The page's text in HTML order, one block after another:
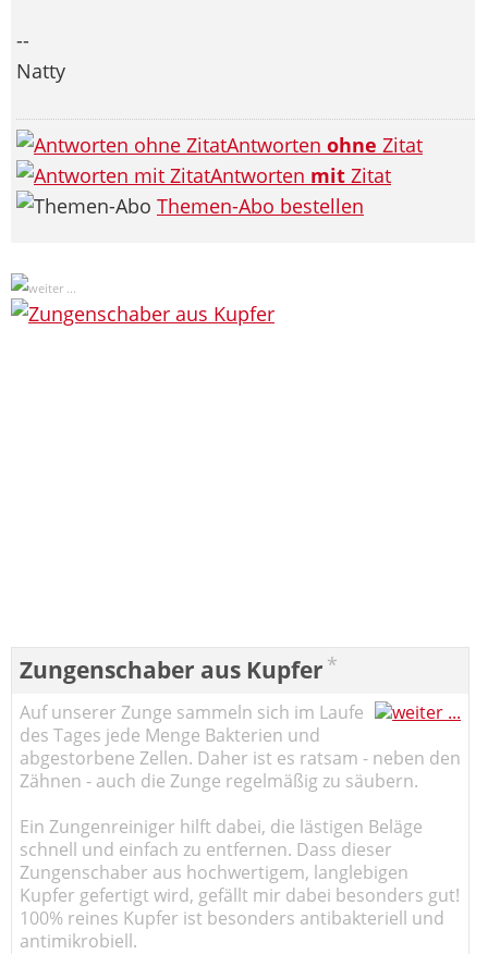
--
Natty
Antworten ohne Zitat
Antworten mit Zitat
Themen-Abo bestellen
Zungenschaber aus Kupfer *
Auf unserer Zunge sammeln sich im Laufe
des Tages jede Menge Bakterien und
abgestorbene Zellen. Daher ist es ratsam - neben den
Zähnen - auch die Zunge regelmäßig zu säubern.
Ein Zungenreiniger hilft dabei, die lästigen Beläge
schnell und einfach zu entfernen. Dass dieser
Zungenschaber aus hochwertigem, langlebigen
Kupfer gefertigt wird, gefällt mir dabei besonders gut!
100% reines Kupfer ist besonders antibakteriell und
antimikrobiell.